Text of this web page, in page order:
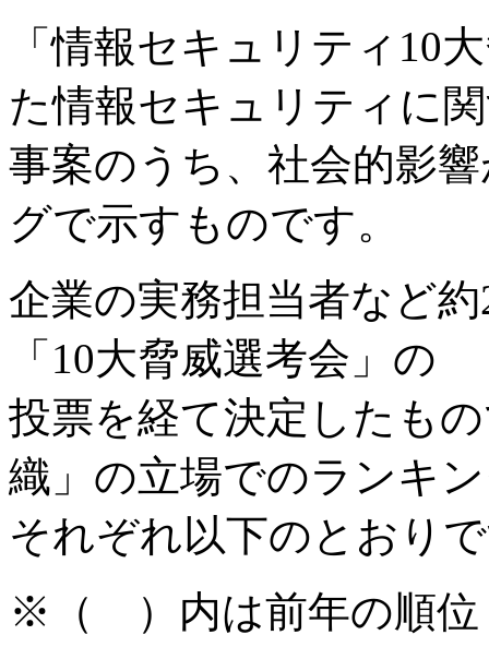
「情報セキュリティ10
た情報セキュリティに
事案のうち、社会的影
グで示すものです。
企業の実務担当者など
「10大脅威選考会」の
投票を経て決定したも
織」の立場でのランキ
それぞれ以下のとおり
※（ ）内は前年の順位